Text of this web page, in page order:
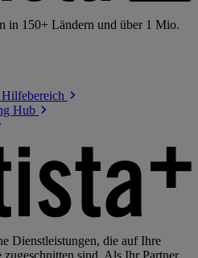
in 150+ Ländern und über 1 Mio.
Hilfebereich
Hub
Dienstleistungen, die auf Ihre
zugeschnitten sind. Als Ihr Partner